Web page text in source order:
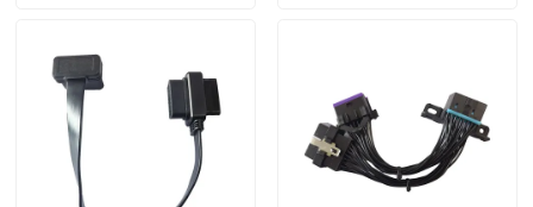
О нас
Путешествие фабрики